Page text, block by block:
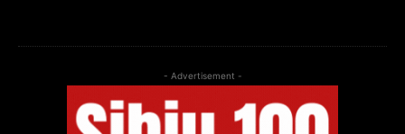
- Advertisement -